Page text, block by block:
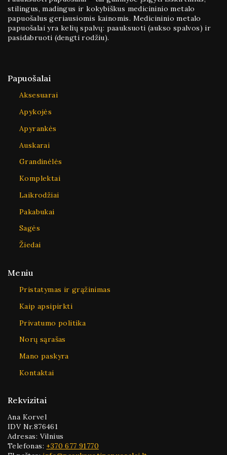
stilingus, madingus ir kokybiškus medicininio metalo
papuošalus geriausiomis kainomis. Medicininio metalo
papuošalai yra kelių spalvų: paauksuoti (aukso spalvos) ir
pasidabruoti (dengti rodžiu).
Papuošalai
Aksesuarai
Apykojės
Apyrankės
Auskarai
Grandinėlės
Komplektai
Laikrodžiai
Pakabukai
Sagės
Žiedai
Meniu
Pristatymas ir grąžinimas
Kaip apsipirkti
Privatumo politika
Norų sąrašas
Mano paskyra
Kontaktai
Rekvizitai
Ana Korvel
IDV Nr.876461
Adresas: Vilnius
Telefonas: +370 677 91770